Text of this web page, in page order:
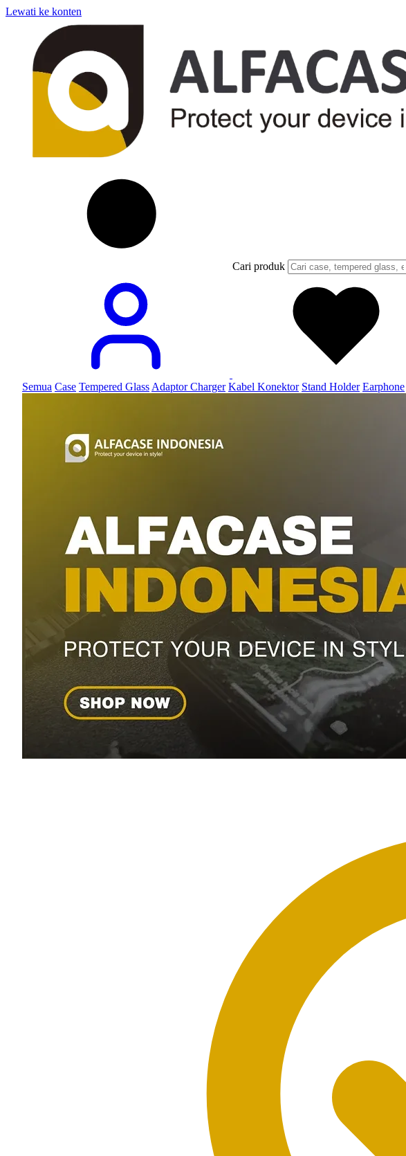
Lewati ke konten
Cari produk
Semua Case Tempered Glass Adaptor Charger Kabel Konektor Stand Holder Earphone